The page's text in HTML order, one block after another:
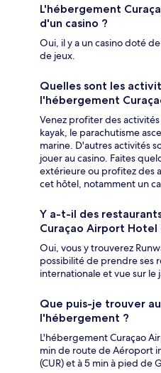
L'hébergement
d'un casino ?
Oui, il y a un casino doté
de jeux.
Quelles sont les
l'hébergement
Venez profiter des
kayak, le parachutisme
marine. D'autres activités
jouer au casino. Faites
extérieure ou profitez des
cet hôtel, notamment un
Y a-t-il des
Curaçao Airport Hotel
Oui, vous y trouverez
possibilité de prendre ses
internationale et vue sur le
Que puis-je trouver
l'hébergement ?
L'hébergement Curaçao
min de route de Aéroport
(CUR) et à 5 min à pied de